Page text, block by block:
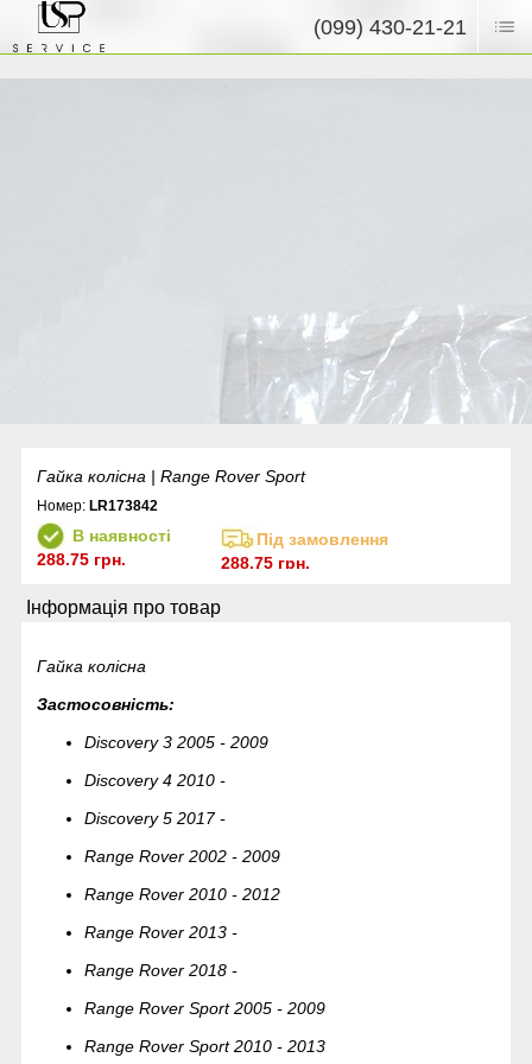
(099) 430-21-21
Гайка колісна | Range Rover Sport
Номер:LR173842
В наявності
288.75 грн.
Під замовлення
288.75 грн.
Інформація про товар
Гайка колісна
Застосовність:
Discovery 3 2005 - 2009
Discovery 4 2010 -
Discovery 5 2017 -
Range Rover 2002 - 2009
Range Rover 2010 - 2012
Range Rover 2013 -
Range Rover 2018 -
Range Rover Sport 2005 - 2009
Range Rover Sport 2010 - 2013